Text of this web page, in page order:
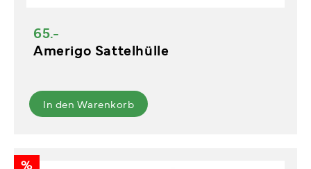
65.-
Amerigo Sattelhülle
In den Warenkorb
%